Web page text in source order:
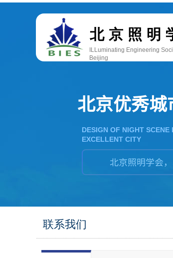
DESIGN OF NIGHT
EXCELLENT CITY
ILLuminating Engineering
Beijing
双击此处添加文字
北京照明学会
北京优秀
北京照明
联系我们